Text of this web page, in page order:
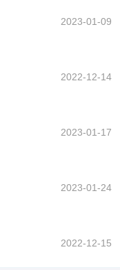
2023-01-09
2022-12-14
2023-01-17
2023-01-24
2022-12-15